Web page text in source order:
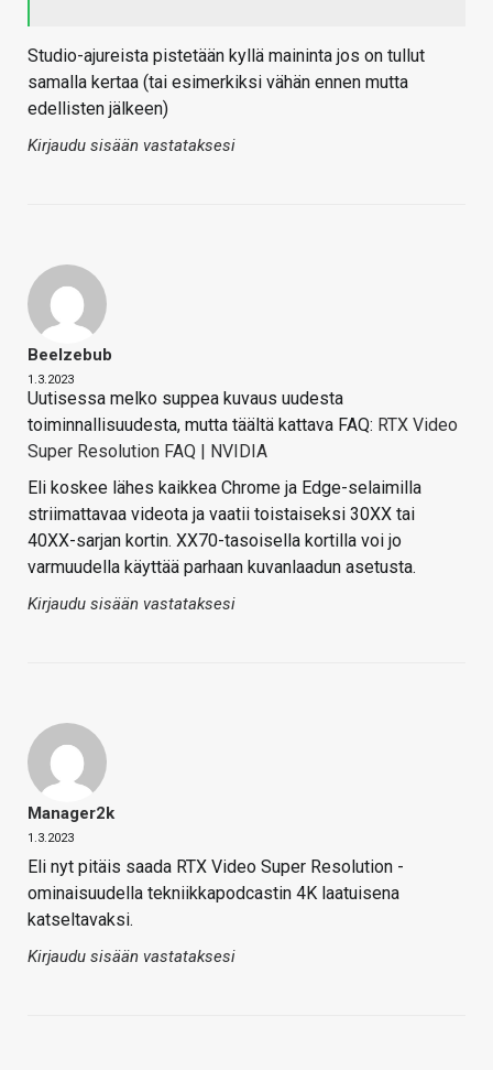
Studio-ajureista pistetään kyllä maininta jos on tullut
samalla kertaa (tai esimerkiksi vähän ennen mutta
edellisten jälkeen)
Kirjaudu sisään vastataksesi
Beelzebub
1.3.2023
Uutisessa melko suppea kuvaus uudesta
toiminnallisuudesta, mutta täältä kattava FAQ: RTX Video
Super Resolution FAQ | NVIDIA
Eli koskee lähes kaikkea Chrome ja Edge-selaimilla
striimattavaa videota ja vaatii toistaiseksi 30XX tai
40XX-sarjan kortin. XX70-tasoisella kortilla voi jo
varmuudella käyttää parhaan kuvanlaadun asetusta.
Kirjaudu sisään vastataksesi
Manager2k
1.3.2023
Eli nyt pitäis saada RTX Video Super Resolution -
ominaisuudella tekniikkapodcastin 4K laatuisena
katseltavaksi.
Kirjaudu sisään vastataksesi